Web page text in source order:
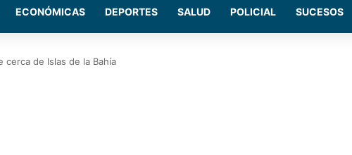
ECONÓMICAS DEPORTES SALUD POLICIAL SUCESOS
cerca de Islas de la Bahía